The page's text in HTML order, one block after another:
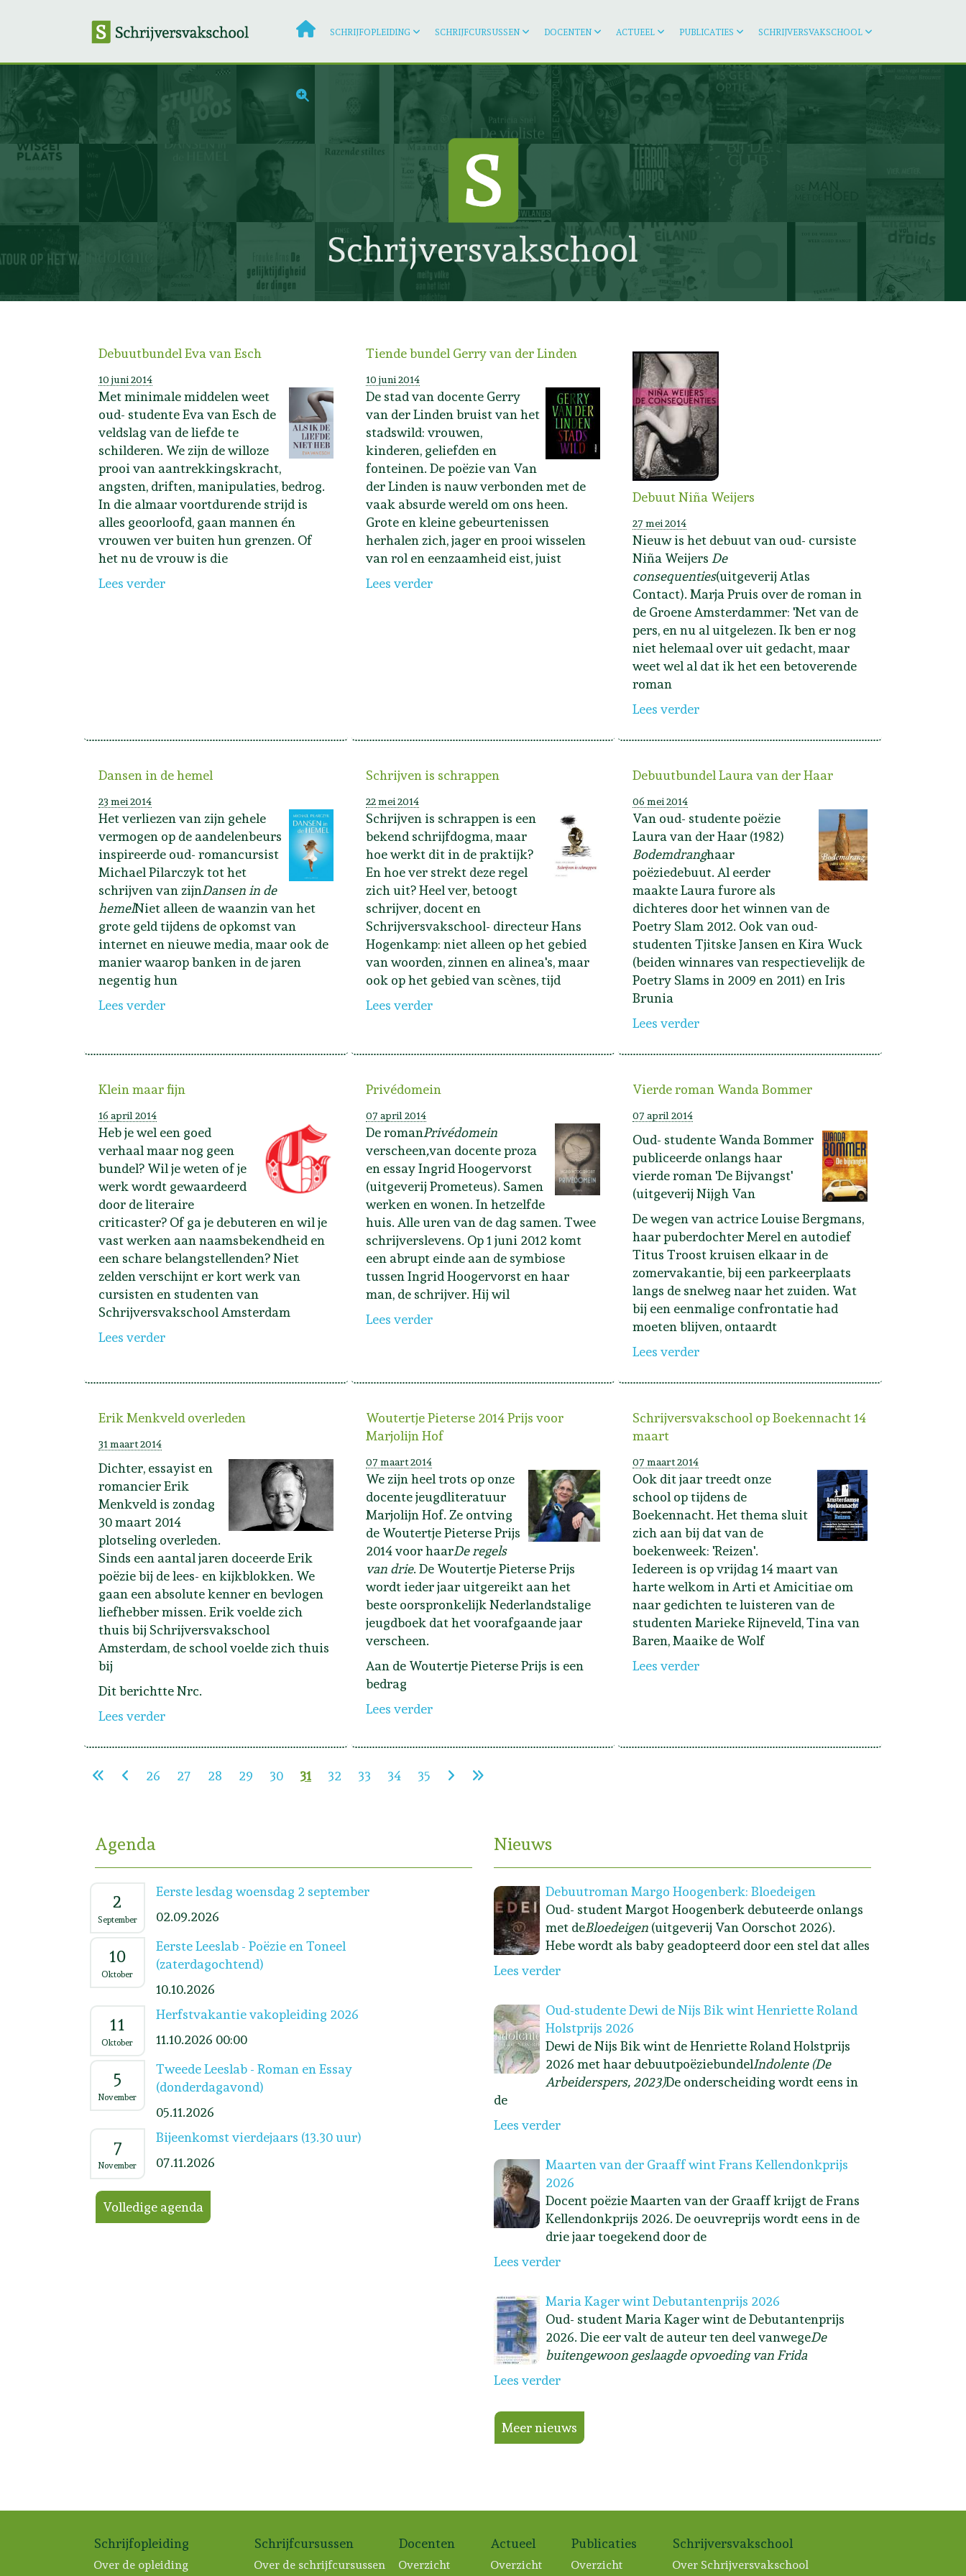
SCHRIJFOPLEIDING SCHRIJFCURSUSSEN DOCENTEN ACTUEEL PUBLICATIES SCHRIJVERSVAKSCHOOL
Schrijversvakschool
Debuutbundel Eva van Esch
10 juni 2014
Met minimale middelen weet
oud- studente Eva van Esch de
veldslag van de liefde te
schilderen. We zijn de willoze
prooi van aantrekkingskracht,
angsten, driften, manipulaties, bedrog.
In die almaar voortdurende strijd is
alles geoorloofd, gaan mannen én
vrouwen ver buiten hun grenzen. Of
het nu de vrouw is die
Lees verder
Tiende bundel Gerry van der Linden
10 juni 2014
De stad van docente Gerry
van der Linden bruist van het
stadswild: vrouwen,
kinderen, geliefden en
fonteinen. De poëzie van Van
der Linden is nauw verbonden met de
vaak absurde wereld om ons heen.
Grote en kleine gebeurtenissen
herhalen zich, jager en prooi wisselen
van rol en eenzaamheid eist, juist
Lees verder
Debuut Niña Weijers
27 mei 2014
Nieuw is het debuut van oud- cursiste
Niña Weijers De
consequenties(uitgeverij Atlas
Contact). Marja Pruis over de roman in
de Groene Amsterdammer: 'Net van de
pers, en nu al uitgelezen. Ik ben er nog
niet helemaal over uit gedacht, maar
weet wel al dat ik het een betoverende
roman
Lees verder
Dansen in de hemel
23 mei 2014
Het verliezen van zijn gehele
vermogen op de aandelenbeurs
inspireerde oud- romancursist
Michael Pilarczyk tot het
schrijven van zijnDansen in de
hemelNiet alleen de waanzin van het
grote geld tijdens de opkomst van
internet en nieuwe media, maar ook de
manier waarop banken in de jaren
negentig hun
Lees verder
Schrijven is schrappen
22 mei 2014
Schrijven is schrappen is een
bekend schrijfdogma, maar
hoe werkt dit in de praktijk?
En hoe ver strekt deze regel
zich uit? Heel ver, betoogt
schrijver, docent en
Schrijversvakschool- directeur Hans
Hogenkamp: niet alleen op het gebied
van woorden, zinnen en alinea's, maar
ook op het gebied van scènes, tijd
Lees verder
Debuutbundel Laura van der Haar
06 mei 2014
Van oud- studente poëzie
Laura van der Haar (1982)
Bodemdranghaar
poëziedebuut. Al eerder
maakte Laura furore als
dichteres door het winnen van de
Poetry Slam 2012. Ook van oud-
studenten Tjitske Jansen en Kira Wuck
(beiden winnares van respectievelijk de
Poetry Slams in 2009 en 2011) en Iris
Brunia
Lees verder
Klein maar fijn
16 april 2014
Heb je wel een goed
verhaal maar nog geen
bundel? Wil je weten of je
werk wordt gewaardeerd
door de literaire
criticaster? Of ga je debuteren en wil je
vast werken aan naamsbekendheid en
een schare belangstellenden? Niet
zelden verschijnt er kort werk van
cursisten en studenten van
Schrijversvakschool Amsterdam
Lees verder
Privédomein
07 april 2014
De romanPrivédomein
verscheen,van docente proza
en essay Ingrid Hoogervorst
(uitgeverij Prometeus). Samen
werken en wonen. In hetzelfde
huis. Alle uren van de dag samen. Twee
schrijverslevens. Op 1 juni 2012 komt
een abrupt einde aan de symbiose
tussen Ingrid Hoogervorst en haar
man, de schrijver. Hij wil
Lees verder
Vierde roman Wanda Bommer
07 april 2014
Oud- studente Wanda Bommer
publiceerde onlangs haar
vierde roman 'De Bijvangst'
(uitgeverij Nijgh Van
De wegen van actrice Louise Bergmans,
haar puberdochter Merel en autodief
Titus Troost kruisen elkaar in de
zomervakantie, bij een parkeerplaats
langs de snelweg naar het zuiden. Wat
bij een eenmalige confrontatie had
moeten blijven, ontaardt
Lees verder
Erik Menkveld overleden
31 maart 2014
Dichter, essayist en
romancier Erik
Menkveld is zondag
30 maart 2014
plotseling overleden.
Sinds een aantal jaren doceerde Erik
poëzie bij de lees- en kijkblokken. We
gaan een absolute kenner en bevlogen
liefhebber missen. Erik voelde zich
thuis bij Schrijversvakschool
Amsterdam, de school voelde zich thuis
bij
Dit berichtte Nrc.
Lees verder
Woutertje Pieterse 2014 Prijs voor
Marjolijn Hof
07 maart 2014
We zijn heel trots op onze
docente jeugdliteratuur
Marjolijn Hof. Ze ontving
de Woutertje Pieterse Prijs
2014 voor haarDe regels
van drie. De Woutertje Pieterse Prijs
wordt ieder jaar uitgereikt aan het
beste oorspronkelijk Nederlandstalige
jeugdboek dat het voorafgaande jaar
verscheen.
Aan de Woutertje Pieterse Prijs is een
bedrag
Lees verder
Schrijversvakschool op Boekennacht 14
maart
07 maart 2014
Ook dit jaar treedt onze
school op tijdens de
Boekennacht. Het thema sluit
zich aan bij dat van de
boekenweek: 'Reizen'.
Iedereen is op vrijdag 14 maart van
harte welkom in Arti et Amicitiae om
naar gedichten te luisteren van de
studenten Marieke Rijneveld, Tina van
Baren, Maaike de Wolf
Lees verder
26 27 28 29 30 31 32 33 34 35
Agenda
2
September
Eerste lesdag woensdag 2 september
02.09.2026
10
Oktober
Eerste Leeslab - Poëzie en Toneel
(zaterdagochtend)
10.10.2026
11
Oktober
Herfstvakantie vakopleiding 2026
11.10.2026 00:00
5
November
Tweede Leeslab - Roman en Essay
(donderdagavond)
05.11.2026
7
November
Bijeenkomst vierdejaars (13.30 uur)
07.11.2026
Volledige agenda
Nieuws
Debuutroman Margo Hoogenberk: Bloedeigen
Oud- student Margot Hoogenberk debuteerde onlangs
met deBloedeigen (uitgeverij Van Oorschot 2026).
Hebe wordt als baby geadopteerd door een stel dat alles
Lees verder
Oud-studente Dewi de Nijs Bik wint Henriette Roland
Holstprijs 2026
Dewi de Nijs Bik wint de Henriette Roland Holstprijs
2026 met haar debuutpoëziebundelIndolente (De
Arbeiderspers, 2023)De onderscheiding wordt eens in
de
Lees verder
Maarten van der Graaff wint Frans Kellendonkprijs
2026
Docent poëzie Maarten van der Graaff krijgt de Frans
Kellendonkprijs 2026. De oeuvreprijs wordt eens in de
drie jaar toegekend door de
Lees verder
Maria Kager wint Debutantenprijs 2026
Oud- student Maria Kager wint de Debutantenprijs
2026. Die eer valt de auteur ten deel vanwegeDe
buitengewoon geslaagde opvoeding van Frida
Lees verder
Meer nieuws
Schrijfopleiding
Over de opleiding
Schrijfcursussen
Over de schrijfcursussen
Docenten
Overzicht
Actueel
Overzicht
Publicaties
Overzicht
Schrijversvakschool
Over Schrijversvakschool